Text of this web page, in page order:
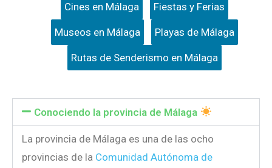
Cines en Málaga Fiestas y Ferias
Museos en Málaga Playas de Málaga
Rutas de Senderismo en Málaga
Conociendo la provincia de Málaga
La provincia de Málaga es una de las ocho
provincias de la Comunidad Autónoma de